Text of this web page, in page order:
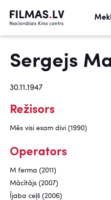
Sergejs
30.11.1947
Režisors
Mēs visi esam divi (1990)
Operators
M ferma (2011)
Mācītājs (2007)
Ījaba ceļš (2006)